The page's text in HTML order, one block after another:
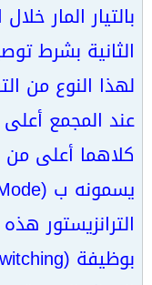
بالتيار المار
الثانية بشرط
لهذا النوع من
عند المجمع
كلاهما أعلى
الترانزيستور